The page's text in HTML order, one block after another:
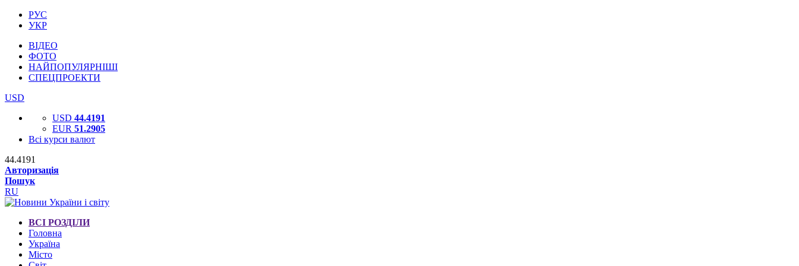
РУС
УКР
ВІДЕО
ФОТО
НАЙПОПУЛЯРНІШІ
СПЕЦПРОЕКТИ
USD
USD 44.4191
EUR 51.2905
Всі курси валют
44.4191
Авторизація
Пошук
RU
ВСІ РОЗДІЛИ
Головна
Україна
Місто